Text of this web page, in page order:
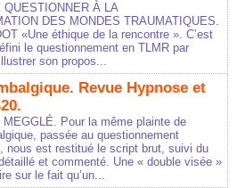
QUESTIONNER À LA
DES MONDES TRAUMATIQUES.
«Une éthique de la rencontre ». C’est
le questionnement en TLMR par
son propos...
Revue Hypnose et
MEGGLÉ. Pour la même plainte de
passée au questionnement
nous est restitué le script brut, suivi du
et commenté. Une « double visée »
sur le fait qu’un...